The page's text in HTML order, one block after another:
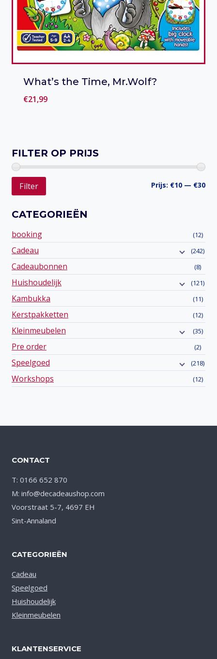
What’s the Time, Mr.Wolf?
€21,99
FILTER OP PRIJS
Filter Prijs: €10 — €30
CATEGORIEËN
booking (12)
Cadeau (242)
Cadeaubonnen (8)
Huishoudelijk (121)
Kambukka (11)
Kerstpakketten (12)
Kleinmeubelen (35)
Pre order (2)
Speelgoed (218)
Workshops (12)
CONTACT
T: 0166 652 870
M: info@decadeaushop.com
Voorstraat 5-7, 4697 EH
Sint-Annaland
CATEGORIEËN
Cadeau
Speelgoed
Huishoudelijk
Kleinmeubelen
KLANTENSERVICE